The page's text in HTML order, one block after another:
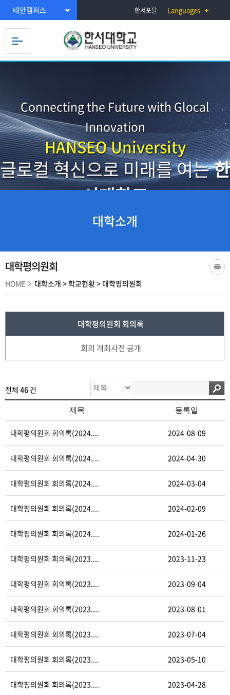
태안캠퍼스 한서포탈 Languages
Connecting the Future with Glocal
Innovation
HANSEO University
글로컬 혁신으로 미래를 여는한
서대학교
대학소개
대학평의원회
HOME 대학소개 >학교현황> 대학평의원회
대학평의원회 회의록
회의 개최사전 공개
전체 46 건
제목 등록일
대학평의원회 회의록(2024.... 2024-08-09
대학평의원회 회의록(2024.... 2024-04-30
대학평의원회 회의록(2024.... 2024-03-04
대학평의원회 회의록(2024.... 2024-02-09
대학평의원회 회의록(2024.... 2024-01-26
대학평의원회 회의록(2023.... 2023-11-23
대학평의원회 회의록(2023.... 2023-09-04
대학평의원회 회의록(2023.... 2023-08-01
대학평의원회 회의록(2023.... 2023-07-04
대학평의원회 회의록(2023.... 2023-05-10
대학평의원회 회의록(2023.... 2023-04-28